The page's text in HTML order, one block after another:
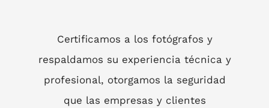
Certificamos a los fotógrafos y
respaldamos su experiencia técnica y
profesional, otorgamos la seguridad
que las empresas y clientes